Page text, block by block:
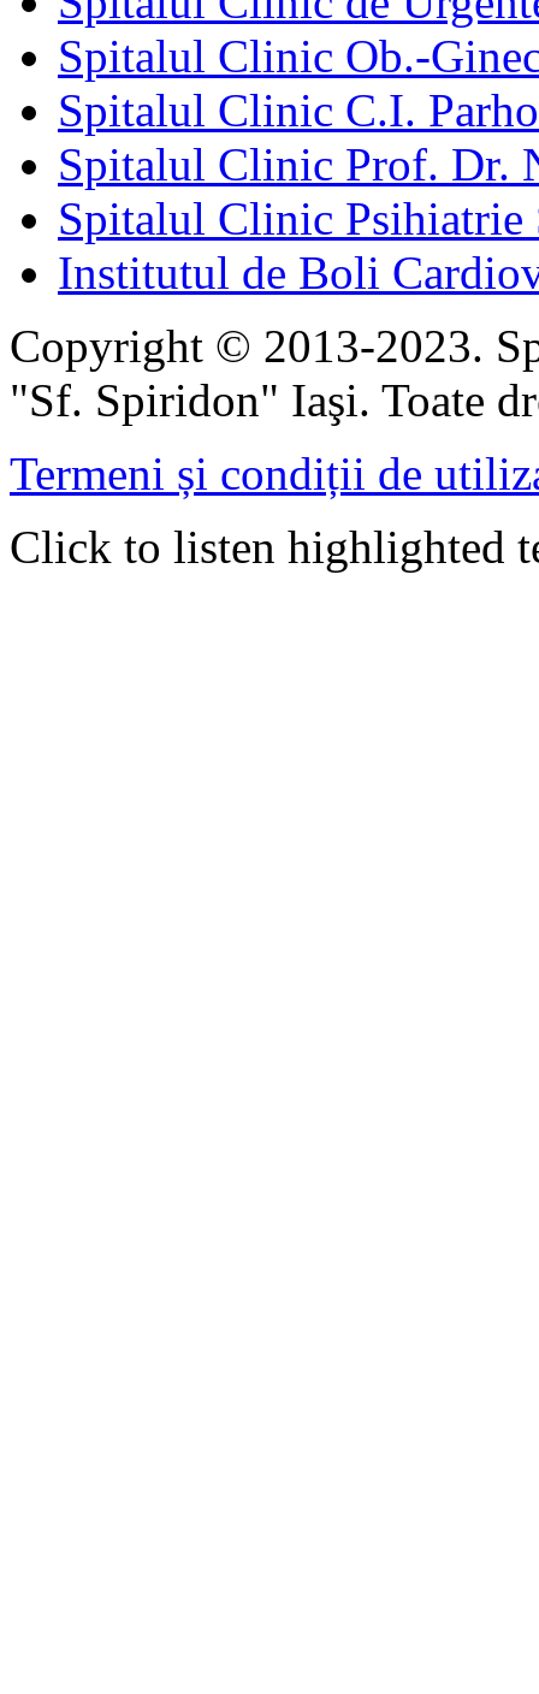
Spitalul Clinic Ob.-
Spitalul Clinic C.I.
Spitalul Clinic Prof. Dr.
Spitalul Clinic Psihiatrie
Institutul de Boli
Copyright © 2013-2023.
"Sf. Spiridon" Iaşi. Toate
Termeni și condiții de
Click to listen highlighted